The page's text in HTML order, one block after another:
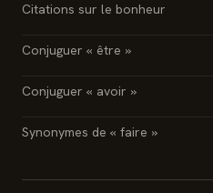
Citations sur le bonheur
Conjuguer « être »
Conjuguer « avoir »
Synonymes de « faire »